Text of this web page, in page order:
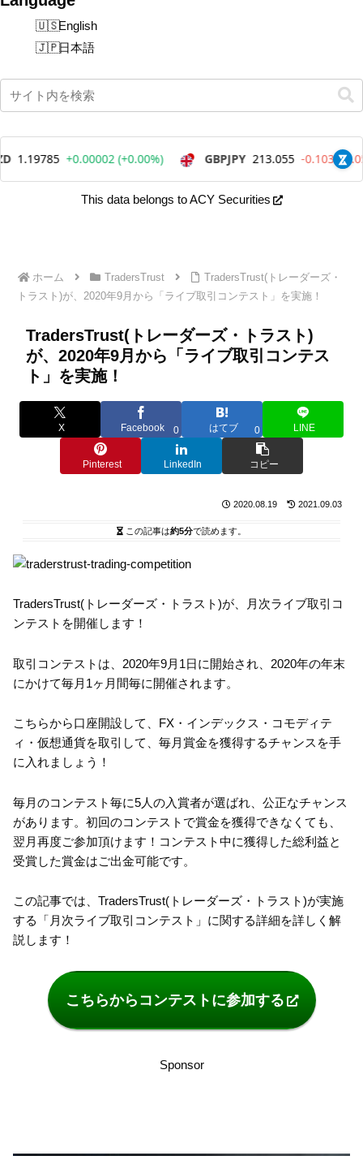
English
日本語
This data belongs to ACY Securities
ホーム TradersTrust
TradersTrust(トレーダーズ・
トラスト)が、2020年9月から「ライブ取引コンテスト」を実施！
TradersTrust(トレーダーズ・トラスト)
が、2020年9月から「ライブ取引コンテス
ト」を実施！
X Facebook 0 はてブ 0 LINE
Pinterest LinkedIn コピー
2020.08.19 2021.09.03
この記事は約5分で読めます。
TradersTrust(トレーダーズ・トラスト)が、月次ライブ取引コ
ンテストを開催します！
取引コンテストは、2020年9月1日に開始され、2020年の年末
にかけて毎月1ヶ月間毎に開催されます。
こちらから口座開設して、FX・インデックス・コモディテ
ィ・仮想通貨を取引して、毎月賞金を獲得するチャンスを手
に入れましょう！
毎月のコンテスト毎に5人の入賞者が選ばれ、公正なチャンス
があります。初回のコンテストで賞金を獲得できなくても、
翌月再度ご参加頂けます！コンテスト中に獲得した総利益と
受賞した賞金はご出金可能です。
この記事では、TradersTrust(トレーダーズ・トラスト)が実施
する「月次ライブ取引コンテスト」に関する詳細を詳しく解
説します！
こちらからコンテストに参加する
Sponsor